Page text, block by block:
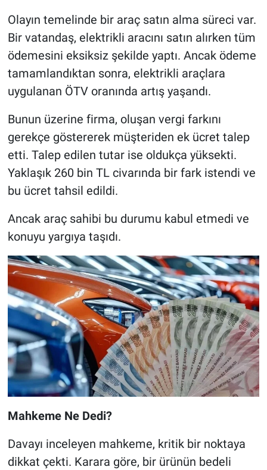
Olayın temelinde bir araç satın alma süreci var.
Bir vatandaş, elektrikli aracını satın alırken tüm
ödemesini eksiksiz şekilde yaptı. Ancak ödeme
tamamlandıktan sonra, elektrikli araçlara
uygulanan ÖTV oranında artış yaşandı.
Bunun üzerine firma, oluşan vergi farkını
gerekçe göstererek müşteriden ek ücret talep
etti. Talep edilen tutar ise oldukça yüksekti.
Yaklaşık 260 bin TL civarında bir fark istendi ve
bu ücret tahsil edildi.
Ancak araç sahibi bu durumu kabul etmedi ve
konuyu yargıya taşıdı.
Mahkeme Ne Dedi?
Davayı inceleyen mahkeme, kritik bir noktaya
dikkat çekti. Karara göre, bir ürünün bedeli